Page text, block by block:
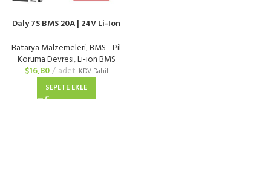
Daly 7S BMS 20A | 24V Li-Ion
Batarya Malzemeleri,BMS - Pil
Koruma Devresi,Li-ion BMS
$16,80 adet KDV Dahil
SEPETE EKLE